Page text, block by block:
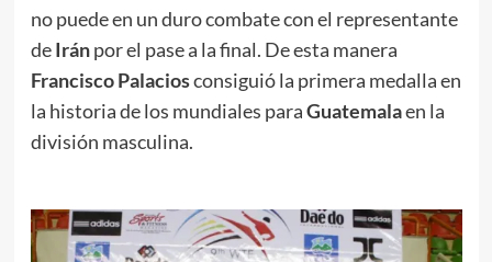
no puede en un duro combate con el representante
deIránpor el pase a la final. De esta manera
Francisco Palaciosconsiguió la primera medalla en
la historia de los mundiales paraGuatemalaen la
división masculina.